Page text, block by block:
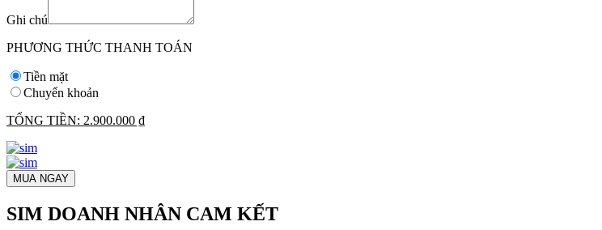
Ghi chú
PHƯƠNG THỨC THANH TOÁN
Tiền mặt
Chuyển khoản
TỔNG TIỀN: 2.900.000 ₫
MUA NGAY
SIM DOANH NHÂN CAM KẾT